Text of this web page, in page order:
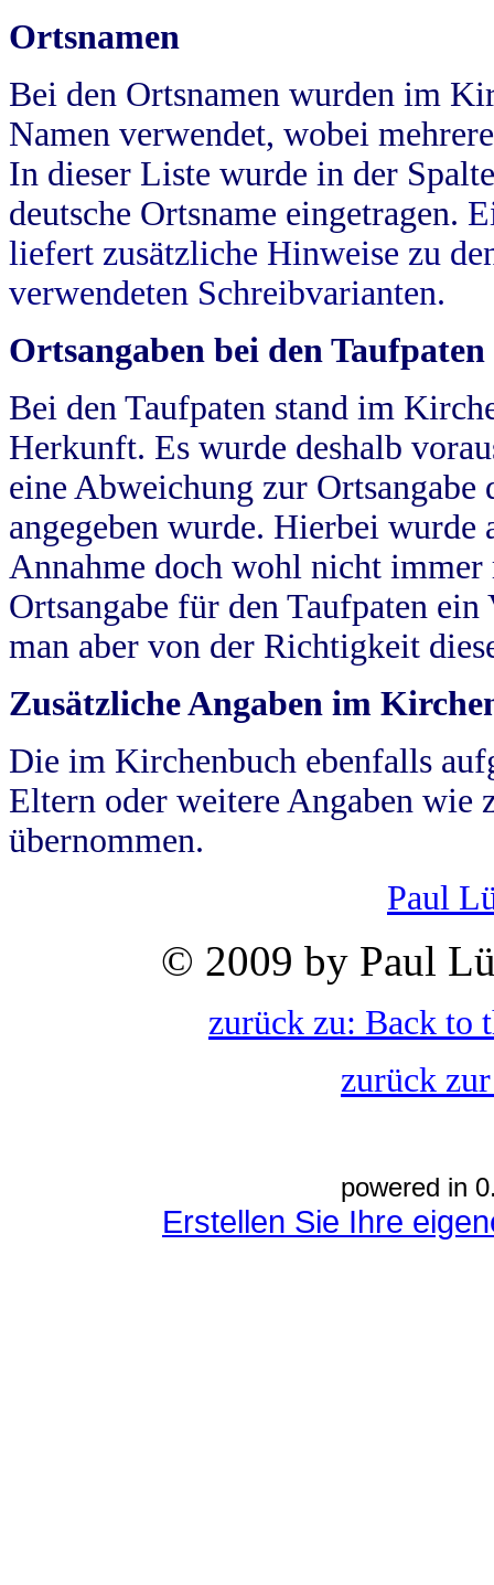
Ortsnamen
Bei den Ortsnamen wurden im
Namen verwendet, wobei
In dieser Liste wurde in der
deutsche Ortsname eingetragen.
liefert zusätzliche Hinweise zu
verwendeten Schreibvarianten.
Ortsangaben bei den Taufpaten
Bei den Taufpaten stand im
Herkunft. Es wurde deshalb
eine Abweichung zur
angegeben wurde. Hierbei wurde
Annahme doch wohl nicht
Ortsangabe für den Taufpaten
man aber von der Richtigkeit
Zusätzliche Angaben im
Die im Kirchenbuch ebenfalls
Eltern oder weitere Angaben wie
übernommen.
Paul
© 2009 by Paul
zurück zu: Back to
zurück
powered in
Erstellen Sie Ihre